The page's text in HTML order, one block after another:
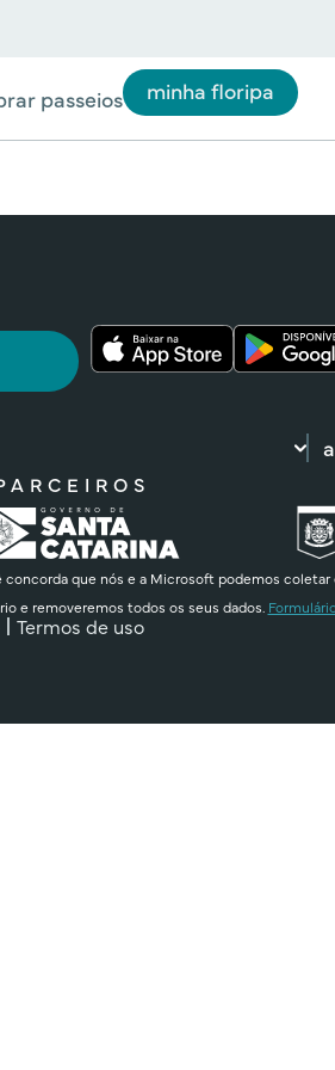
passeios minha floripa
que nós e a Microsoft podemos coletar
e removeremos todos os seus dados.
Termos de uso